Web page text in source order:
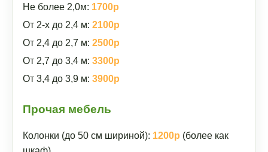
Не более 2,0м: 1700р
От 2-х до 2,4 м: 2100р
От 2,4 до 2,7 м: 2500р
От 2,7 до 3,4 м: 3300р
От 3,4 до 3,9 м: 3900р
Прочая мебель
Колонки (до 50 см шириной): 1200р (более как